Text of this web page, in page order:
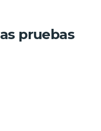
pruebas